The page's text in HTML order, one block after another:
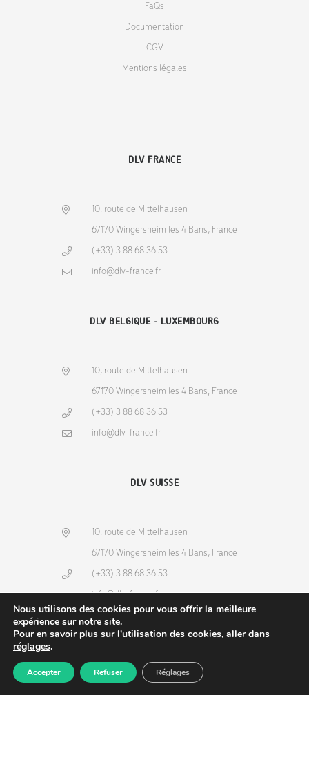
Produits Recherche Commande
FaQs
Documentation
CGV
Mentions légales
DLV FRANCE
10, route de Mittelhausen
67170 Wingersheim les 4 Bans, France
(+33) 3 88 68 36 53
info@dlv-france.fr
DLV BELGIQUE - LUXEMBOURG
10, route de Mittelhausen
67170 Wingersheim les 4 Bans, France
(+33) 3 88 68 36 53
info@dlv-france.fr
DLV SUISSE
10, route de Mittelhausen
67170 Wingersheim les 4 Bans, France
(+33) 3 88 68 36 53
info@dlv-france.fr
NEWSLETTER
Nous utilisons des cookies pour vous offrir la meilleure
expérience sur notre site.
Pour en savoir plus sur l'utilisation des cookies, aller dans
réglages.
Accepter Refuser Réglages